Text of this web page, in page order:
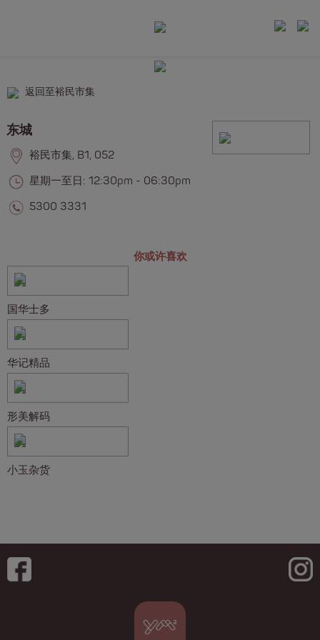
返回至裕民市集
东城
裕民市集, B1, 052
星期一至日: 12:30pm - 06:30pm
5300 3331
你或许喜欢
国华士多
华记精品
形美解码
小玉杂货